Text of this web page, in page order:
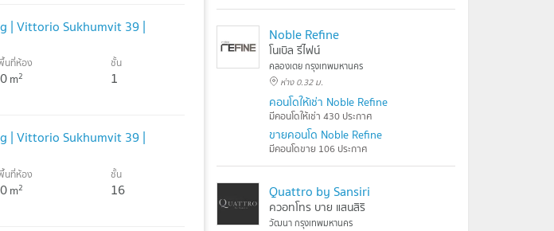
| Vittorio Sukhumvit 39 |
นที่ห้อง
m2
ชั้น
1
| Vittorio Sukhumvit 39 |
นที่ห้อง
m2
ชั้น
16
Noble Refine
โนเบิล รีไฟน์
คลองเตย กรุงเทพมหานคร
ห่าง 0.32 ม.
คอนโดให้เช่า Noble Refine
มีคอนโดให้เช่า 430 ประกาศ
ขายคอนโด Noble Refine
มีคอนโดขาย 106 ประกาศ
Quattro by Sansiri
ควอทโทร บาย แสนสิริ
วัฒนา กรุงเทพมหานคร